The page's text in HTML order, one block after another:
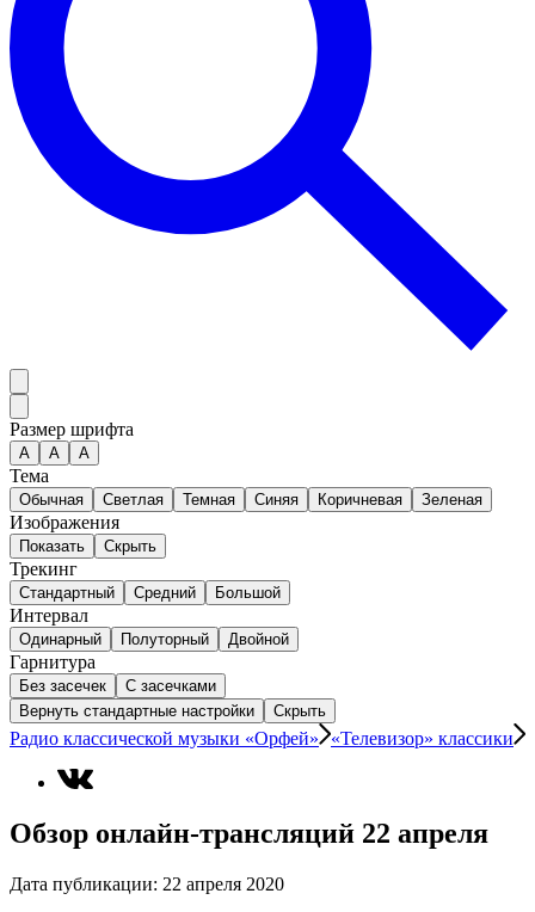
Размер шрифта
А A A
Тема
Обычная Светлая Темная Синяя Коричневая Зеленая
Изображения
Показать Скрыть
Трекинг
Стандартный Средний Большой
Интервал
Одинарный Полуторный Двойной
Гарнитура
Без засечек
С засечками
Вернуть стандартные настройки
Скрыть
Радио классической музыки «Орфей» «Телевизор» классики
Обзор онлайн-трансляций 22 апреля
Дата публикации: 22 апреля 2020